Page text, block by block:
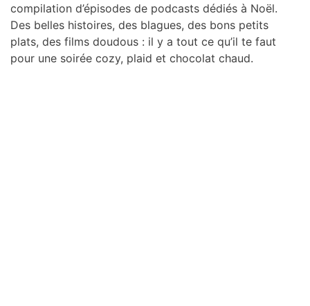
compilation d’épisodes de podcasts dédiés à Noël.
Des belles histoires, des blagues, des bons petits
plats, des films doudous : il y a tout ce qu’il te faut
pour une soirée cozy, plaid et chocolat chaud.